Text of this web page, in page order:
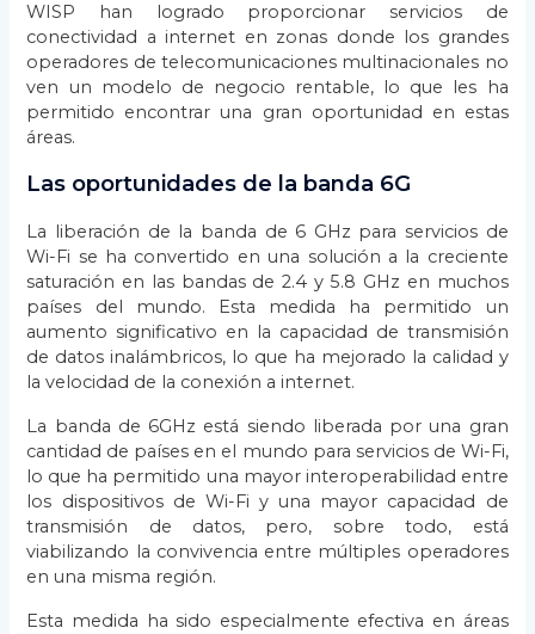
WISP han logrado proporcionar servicios de
conectividad a internet en zonas donde los grandes
operadores de telecomunicaciones multinacionales no
ven un modelo de negocio rentable, lo que les ha
permitido encontrar una gran oportunidad en estas
áreas.
Las oportunidades de la banda 6G
La liberación de la banda de 6 GHz para servicios de
Wi-Fi se ha convertido en una solución a la creciente
saturación en las bandas de 2.4 y 5.8 GHz en muchos
países del mundo. Esta medida ha permitido un
aumento significativo en la capacidad de transmisión
de datos inalámbricos, lo que ha mejorado la calidad y
la velocidad de la conexión a internet.
La banda de 6GHz está siendo liberada por una gran
cantidad de países en el mundo para servicios de Wi-Fi,
lo que ha permitido una mayor interoperabilidad entre
los dispositivos de Wi-Fi y una mayor capacidad de
transmisión de datos, pero, sobre todo, está
viabilizando la convivencia entre múltiples operadores
en una misma región.
Esta medida ha sido especialmente efectiva en áreas